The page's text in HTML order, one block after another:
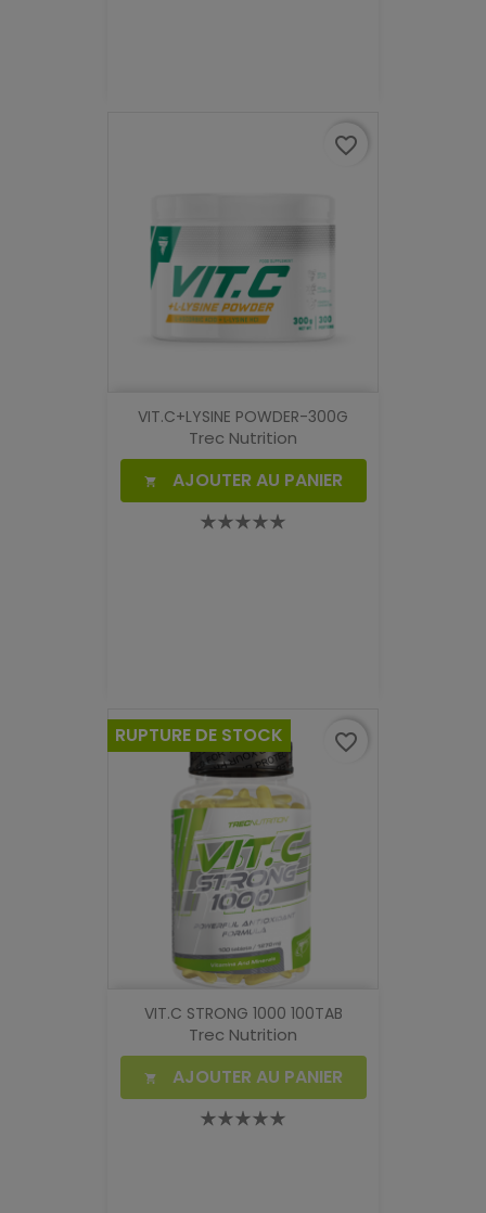
VIT.C+LYSINE POWDER-300G
Trec Nutrition
 AJOUTER AU PANIER
favorite_border
VIT.C STRONG 1000 100TAB
Trec Nutrition
 AJOUTER AU PANIER
RUPTURE DE STOCK favorite_border